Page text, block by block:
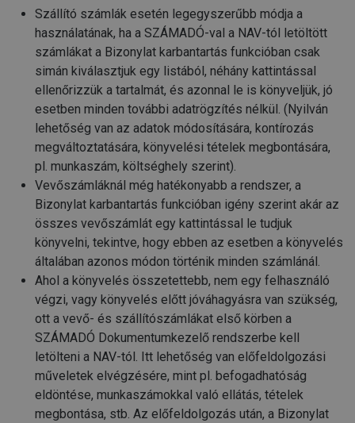
Szállító számlák esetén legegyszerűbb módja a
használatának, ha a SZÁMADÓ-val a NAV-tól letöltött
számlákat a Bizonylat karbantartás funkcióban csak
simán kiválasztjuk egy listából, néhány kattintással
ellenőrizzük a tartalmát, és azonnal le is könyveljük, jó
esetben minden további adatrögzítés nélkül. (Nyilván
lehetőség van az adatok módosítására, kontírozás
megváltoztatására, könyvelési tételek megbontására,
pl. munkaszám, költséghely szerint).
Vevőszámláknál még hatékonyabb a rendszer, a
Bizonylat karbantartás funkcióban igény szerint akár az
összes vevőszámlát egy kattintással le tudjuk
könyvelni, tekintve, hogy ebben az esetben a könyvelés
általában azonos módon történik minden számlánál.
Ahol a könyvelés összetettebb, nem egy felhasználó
végzi, vagy könyvelés előtt jóváhagyásra van szükség,
ott a vevő- és szállítószámlákat első körben a
SZÁMADÓ Dokumentumkezelő rendszerbe kell
letölteni a NAV-tól. Itt lehetőség van előfeldolgozási
műveletek elvégzésére, mint pl. befogadhatóság
eldöntése, munkaszámokkal való ellátás, tételek
megbontása, stb. Az előfeldolgozás után, a Bizonylat